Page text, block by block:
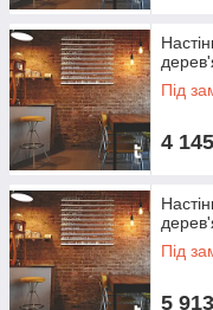
Під
4 145
Під
5 913